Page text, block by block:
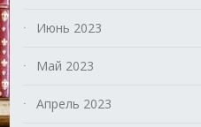
Июнь 2023
Май 2023
Апрель 2023